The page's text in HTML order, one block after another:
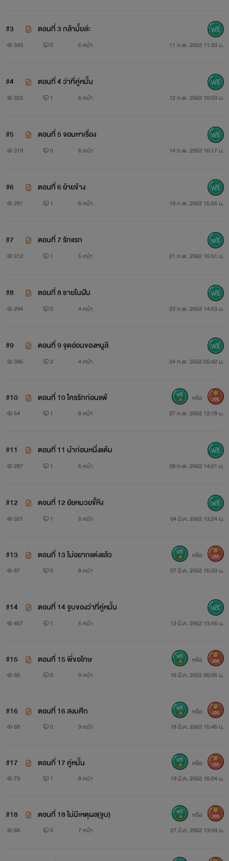
ปาฏลี เคลเลอร์ หรือหนูลี สาวน้อยลูกครึ่งอังกฤษวัย 21 ปี ที่
ค่ะพี่วัตร ถ้าวันไหนพี่วัตรรักหนูลีขึ้นมา ก็อย่ามาง้อก็แล้วกัน
“เอาเป็นว่า พี่ขอให้ยัยหนูลีมาเป็นลูกสาวพี่เลยแล้วกันนะจ๊ะ
เฮ้ย!!!!
ไม่!!!!
นะ!!!!
สำราญจะจบสิ้น เพราะต้องมียัยหนูลีจอมมารยามากระเตงเข้าเอว
แบบนี้
สวัสดีค่าาาา ไรท์ขอฝากนิยายเรื่อง ปาฏลีที่รัก แนวกินเด็ก
18+ นิด ๆ หน่อยๆ พอชุ่มชื่นหัวใจ มาพบกับผู้ชายที่ทั้งซึน ทั้ง
และแจ้งผู้อ่านที่รักทุกๆ คน ไรท์จะขออนุญาตติดเหรียญ
ขอบคุณทุก ๆ การสนับสนุนและกำลังใจนะคะ
สุดท้าย ไรท์ขอฝากนิยายที่ผ่าน ๆ มาไว้ในอ้อมอกอ้อมใจ
#3 ตอนที่ 3 กล้ามั้ยล่ะ
343 0 5 หน้า 11 ก.พ. 2562 11:33 น.
#4 ตอนที่ 4 ว่าที่คู่หมั้น
323 1 6 หน้า 12 ก.พ. 2562 10:53 น.
#5 ตอนที่ 5 จอมหาเรื่อง
319 0 6 หน้า 14 ก.พ. 2562 16:17 น.
#6 ตอนที่ 6 ย้ายข้าง
291 1 6 หน้า 19 ก.พ. 2562 15:55 น.
#7 ตอนที่ 7 รักแรก
312 1 5 หน้า 21 ก.พ. 2562 16:51 น.
#8 ตอนที่ 8 ชายในฝัน
294 0 4 หน้า 23 ก.พ. 2562 14:53 น.
#9 ตอนที่ 9 จุดอ่อนของหนูลี
345 2 4 หน้า 24 ก.พ. 2562 05:42 น.
#10 ตอนที่ 10 ใครรักก่อนแพ้
54 1 8 หน้า 27 ก.พ. 2562 12:18 น.
หรือ 300
#11 ตอนที่ 11 นำก่อนหนึ่งแต้ม
287 1 5 หน้า 28 ก.พ. 2562 14:21 น.
#12 ตอนที่ 12 ยัยหมวยขี้หึง
321 1 5 หน้า 04 มี.ค. 2562 13:24 น.
#13 ตอนที่ 13 ไม่อยากแต่งแล้ว
87 0 8 หน้า 07 มี.ค. 2562 15:33 น.
หรือ 300
#14 ตอนที่ 14 จูบของว่าที่คู่หมั้น
457 1 5 หน้า 12 มี.ค. 2562 13:45 น.
#15 ตอนที่ 15 พี่ขอโทษ
66 0 9 หน้า 16 มี.ค. 2562 06:05 น.
หรือ 300
#16 ตอนที่ 16 สงบศึก
68 0 9 หน้า 18 มี.ค. 2562 15:45 น.
หรือ 300
#17 ตอนที่ 17 คู่หมั้น
79 1 8 หน้า 19 มี.ค. 2562 16:04 น.
หรือ 300
#18 ตอนที่ 18 ไม่มีเหตุผล(จูบ)
68 0 7 หน้า 27 มี.ค. 2562 13:34 น.
หรือ 300